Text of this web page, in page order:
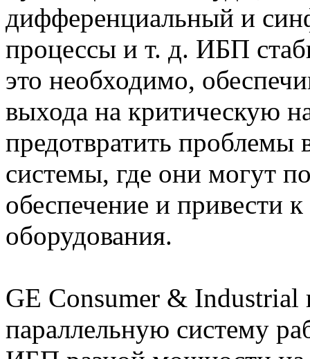
дифференциальный и
процессы и т. д. ИБП
это необходимо,
выхода на критическую
предотвратить проблемы
системы, где они могут
обеспечение и привести
оборудования.
GE Consumer & Industrial
параллельную систему